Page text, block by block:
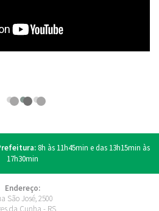
8h às 11h45min e das 13h15min às
17h30min
Endereço:
São José, 2500